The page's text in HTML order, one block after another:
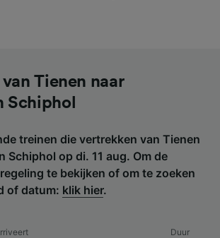
Tienen naar
Schiphol
treinen die vertrekken van Tienen
Schiphol op di. 11 aug. Om de
te bekijken of om te zoeken
of datum: klik hier.
Duur